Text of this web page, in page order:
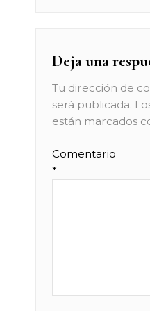
Deja una
Tu dirección de
será publicada.
están marcados
Comentario
*